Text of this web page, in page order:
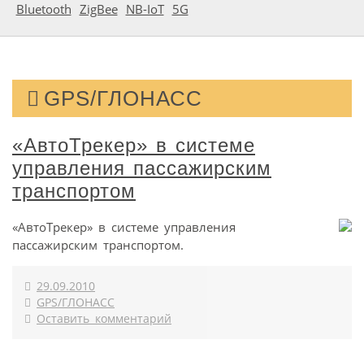
Bluetooth ZigBee NB-IoT 5G
GPS/ГЛОНАСС
«АвтоТрекер» в системе
управления пассажирским
транспортом
«АвтоТрекер» в системе управления
пассажирским транспортом.
29.09.2010
GPS/ГЛОНАСС
Оставить комментарий